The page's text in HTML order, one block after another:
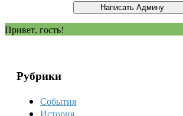
Привет, гость!
Рубрики
События
История